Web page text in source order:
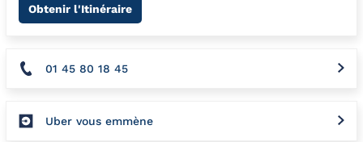
Obtenir l'ItinéraireLink Opens in New Tab
01 45 80 18 45
Uber vous emmène